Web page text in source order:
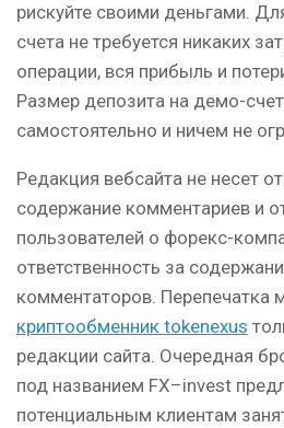
рискуйте своими деньгами.
счета не требуется никаких
операции, вся прибыль и
Размер депозита на демо-
самостоятельно и ничем не
Редакция вебсайта не несет
содержание комментариев и
пользователей о форекс-
ответственность за
комментаторов. Перепечатка
криптообменник tokenexus
редакции сайта. Очередная
под названием FX–invest
потенциальным клиентам